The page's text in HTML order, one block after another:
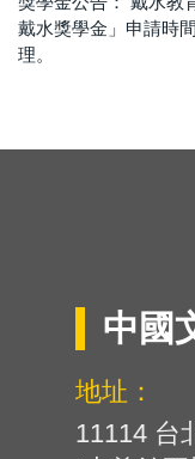
戴水獎學金」申請時
理。
中國
地址：
11114 台